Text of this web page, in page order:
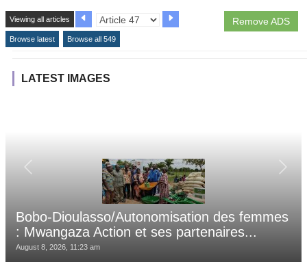
Remove ADS
Viewing all articles
Browse latest Browse all 549
LATEST IMAGES
Bobo-Dioulasso/Autonomisation des femmes
: Mwangaza Action et ses partenaires...
August 8, 2026, 11:23 am